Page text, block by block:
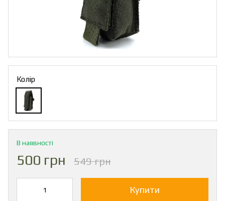
Колір
В наявності
500 грн 549 грн
Купити